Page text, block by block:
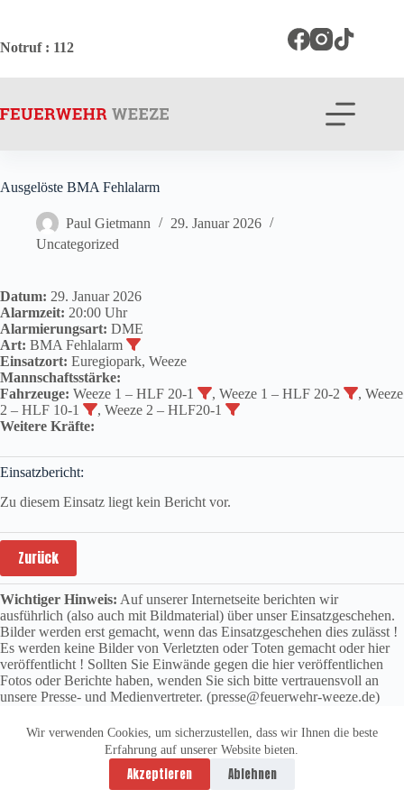
springen
Wir verwenden Cookies, um sicherzustellen, dass wir Ihnen die beste
Erfahrung auf unserer Website bieten.
Akzeptieren Ablehnen
Notruf: 112
Ausgelöste BMA Fehlalarm
Paul Gietmann
29. Januar 2026
Uncategorized
Datum: 29. Januar 2026
Alarmzeit: 20:00 Uhr
Alarmierungsart: DME
Art: BMA Fehlalarm
Einsatzort: Euregiopark, Weeze
Mannschaftsstärke:
Fahrzeuge: Weeze 1 – HLF 20-1 , Weeze 1 – HLF 20-2
, Weeze
2 – HLF 10-1
, Weeze 2 – HLF20-1
Weitere Kräfte:
Einsatzbericht:
Zu diesem Einsatz liegt kein Bericht vor.
Zurück
Wichtiger Hinweis: Auf unserer Internetseite berichten wir
ausführlich (also auch mit Bildmaterial) über unser Einsatzgeschehen.
Bilder werden erst gemacht, wenn das Einsatzgeschehen dies zulässt !
Es werden keine Bilder von Verletzten oder Toten gemacht oder hier
veröffentlicht ! Sollten Sie Einwände gegen die hier veröffentlichen
Fotos oder Berichte haben, wenden Sie sich bitte vertrauensvoll an
unsere Presse- und Medienvertreter. (presse@feuerwehr-weeze.de)
Datenschutzerklärung
Impressum
Copyright © 2026 -
vitolution